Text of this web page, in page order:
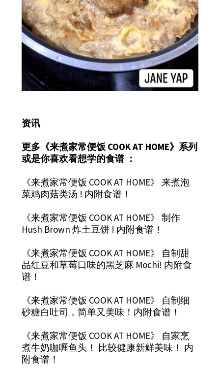
资讯
更多《来煮家常便饭 COOK AT HOME》系列
或是你喜欢看想学的食谱 ：
《来煮家常便饭 COOK AT HOME》 来煮泡
菜鸡肉菇类汤 ! 内附食谱！
《来煮家常便饭 COOK AT HOME》 制作
Hush Brown 炸土豆饼 ! 内附食谱！
《来煮家常便饭 COOK AT HOME》 自制甜
品红豆和草莓口味的黑芝麻 Mochi! 内附食
谱！
《来煮家常便饭 COOK AT HOME》 自制细
砂糖白吐司，简单又美味！内附食谱！
《来煮家常便饭 COOK AT HOME》 自家烹
煮牛奶咖喱鱼头！ 比较健康新鲜美味！ 内
附食谱！